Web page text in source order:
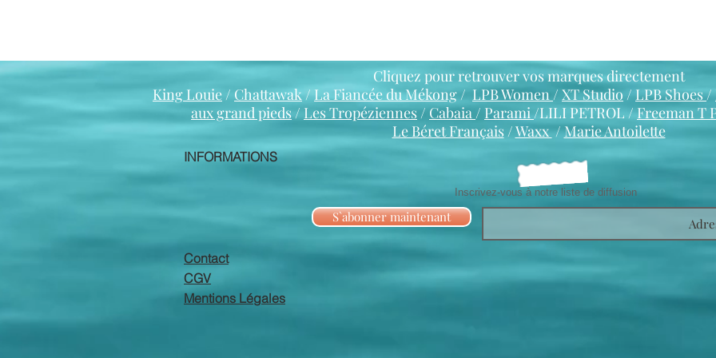
Cliquez pour retrouver vos marques directement
King Louie / Chattawak/La Fiancée du Mékong/ LPB Women/ XT Studio / LPB Shoes/
aux grand pieds / Les Tropéziennes / Cabaia / Parami/LILI PETROL /Freeman T
Le Béret Français/Waxx /Marie Antoilette
INFORMATIONS
Contact
Inscrivez-vous à notre liste de diffusion
S`abonner maintenant
CGV
Mentions Légales